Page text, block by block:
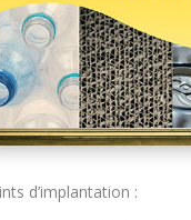
d’implantation :